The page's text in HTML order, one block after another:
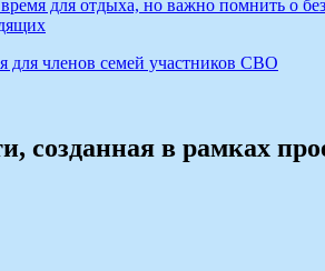
для отдыха, но важно помнить о
созданная в рамках